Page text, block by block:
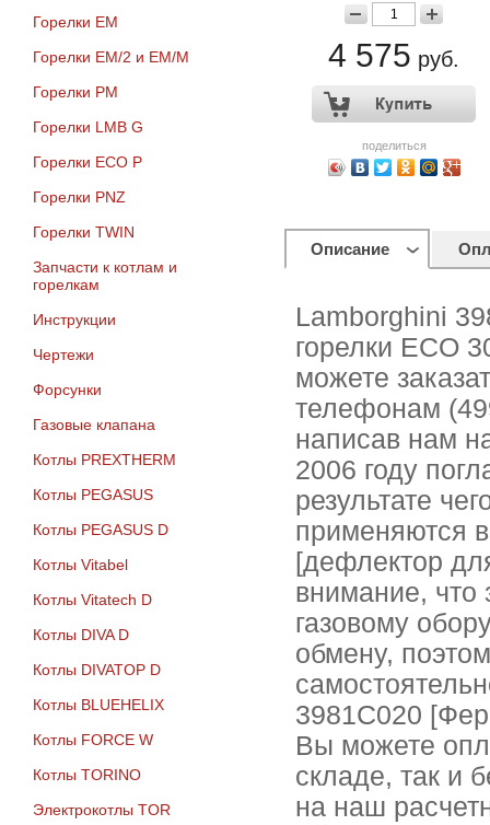
Горелки EM
Горелки EM/2 и EM/M
Горелки PM
Горелки LMB G
Горелки ECO P
Горелки PNZ
Горелки TWIN
Запчасти к котлам и
горелкам
Инструкции
Чертежи
Форсунки
Газовые клапана
Котлы PREXTHERM
Котлы PEGASUS
Котлы PEGASUS D
Котлы Vitabel
Котлы Vitatech D
Котлы DIVA D
Котлы DIVATOP D
Котлы BLUEHELIX
Котлы FORCE W
Котлы TORINO
Электрокотлы TOR
4 575 руб.
поделиться
Описание
Lamborghini
горелки ECO
можете
телефонам
написав нам
2006 году
результате
применяются
[дефлектор
внимание,
газовому
обмену,
3981C020
Вы можете
складе, так и
на наш